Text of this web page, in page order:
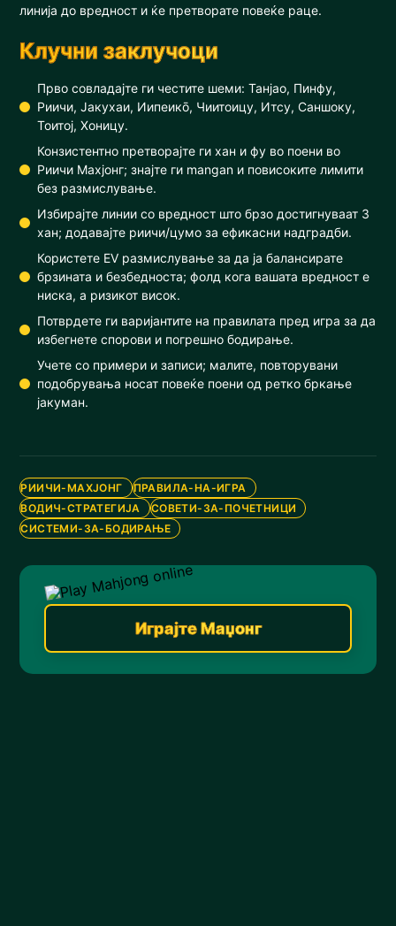
линија до вредност и ќе претворате повеќе раце.
Клучни заклучоци
Прво совладајте ги честите шеми: Танјао, Пинфу,
Риичи, Јакухаи, Иипеикō, Чиитоицу, Итсу, Саншоку,
Тоитој, Хоницу.
Конзистентно претворајте ги хан и фу во поени во
Риичи Махјонг; знајте ги mangan и повисоките лимити
без размислување.
Избирајте линии со вредност што брзо достигнуваат 3
хан; додавајте риичи/цумо за ефикасни надградби.
Користете EV размислување за да ја балансирате
брзината и безбедноста; фолд кога вашата вредност е
ниска, а ризикот висок.
Потврдете ги варијантите на правилата пред игра за да
избегнете спорови и погрешно бодирање.
Учете со примери и записи; малите, повторувани
подобрувања носат повеќе поени од ретко бркање
јакуман.
РИИЧИ-МАХЈОНГ
ПРАВИЛА-НА-ИГРА
ВОДИЧ-СТРАТЕГИЈА
СОВЕТИ-ЗА-ПОЧЕТНИЦИ
СИСТЕМИ-ЗА-БОДИРАЊЕ
Играјте Маџонг